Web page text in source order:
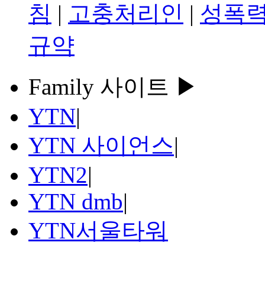
침 | 고충처리인 | 성폭
규약
Family 사이트 ▶
YTN|
YTN 사이언스|
YTN2|
YTN dmb|
YTN서울타워